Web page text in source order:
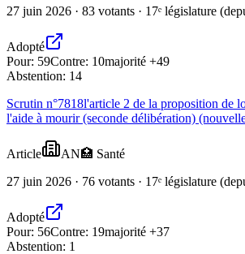
27 juin 2026 · 83 votants · 17ᵉ législature
Adopté
Pour: 59Contre: 10majorité +49
Abstention: 14
Scrutin n°7818l'article 2 de la proposition de
l'aide à mourir (seconde délibération)
Article AN🏥 Santé
27 juin 2026 · 76 votants · 17ᵉ législature
Adopté
Pour: 56Contre: 19majorité +37
Abstention: 1